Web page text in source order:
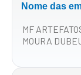
Nome das
MF
MOURA